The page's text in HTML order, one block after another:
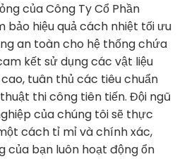
của Công Ty Cổ Phần
bảo hiệu quả cách nhiệt tối ưu
an toàn cho hệ thống chứa
kết sử dụng các vật liệu
tuân thủ các tiêu chuẩn
thi công tiên tiến. Đội ngũ
của chúng tôi sẽ thực
cách tỉ mỉ và chính xác,
của bạn luôn hoạt động ổn